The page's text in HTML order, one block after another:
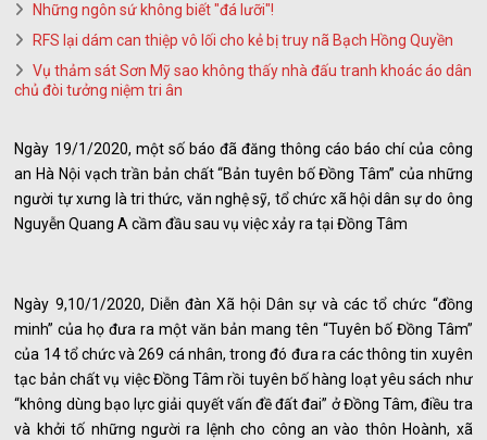
Những ngôn sứ không biết "đá lưỡi"!
RFS lại dám can thiệp vô lối cho kẻ bị truy nã Bạch Hồng Quyền
Vụ thảm sát Sơn Mỹ sao không thấy nhà đấu tranh khoác áo dân
chủ đòi tưởng niệm tri ân
Ngày 19/1/2020, một số báo đã đăng thông cáo báo chí của công
an Hà Nội vạch trần bản chất “Bản tuyên bố Đồng Tâm” của những
người tự xưng là tri thức, văn nghệ sỹ, tổ chức xã hội dân sự do ông
Nguyễn Quang A cầm đầu sau vụ việc xảy ra tại Đồng Tâm
Ngày 9,10/1/2020, Diễn đàn Xã hội Dân sự và các tổ chức “đồng
minh” của họ đưa ra một văn bản mang tên “Tuyên bố Đồng Tâm”
của 14 tổ chức và 269 cá nhân, trong đó đưa ra các thông tin xuyên
tạc bản chất vụ việc Đồng Tâm rồi tuyên bố hàng loạt yêu sách như
“không dùng bạo lực giải quyết vấn đề đất đai” ở Đồng Tâm, điều tra
và khởi tố những người ra lệnh cho công an vào thôn Hoành, xã